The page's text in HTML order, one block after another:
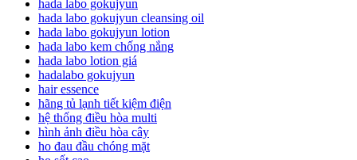
hada labo gokujyun
hada labo gokujyun cleansing oil
hada labo gokujyun lotion
hada labo kem chống nắng
hada labo lotion giá
hadalabo gokujyun
hair essence
hãng tủ lạnh tiết kiệm điện
hệ thống điều hòa multi
hình ảnh điều hòa cây
ho đau đầu chóng mặt